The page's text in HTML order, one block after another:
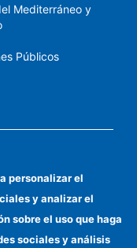
Mediterráneo y
Públicos
personalizar el
y analizar el
sobre el uso que haga
sociales y análisis